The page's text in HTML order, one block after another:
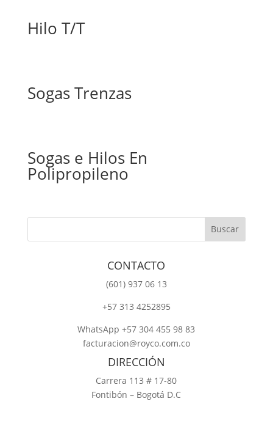
Hilo T/T
Sogas Trenzas
Sogas e Hilos En
Polipropileno
CONTACTO
‎(601) 937 06 13
‎+57 313 4252895
WhatsApp +57 304 455 98 83
facturacion@royco.com.co
DIRECCIÓN
Carrera 113 # 17-80
Fontibón – Bogotá D.C